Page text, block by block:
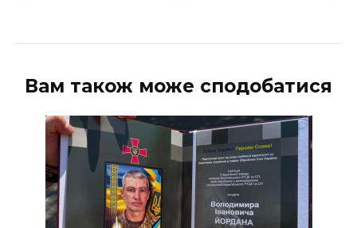
Вам також може сподобатися